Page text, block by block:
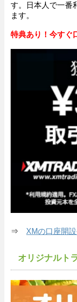
す。日本人で一番
ます。
特典あり！今すぐ
⇒ XMの口座開
オリジナルト